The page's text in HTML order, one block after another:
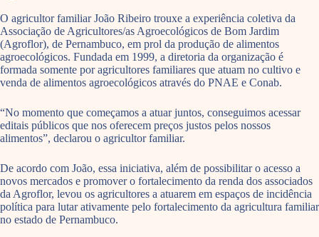
O agricultor familiar João Ribeiro trouxe a experiência coletiva da
Associação de Agricultores/as Agroecológicos de Bom Jardim
(Agroflor), de Pernambuco, em prol da produção de alimentos
agroecológicos. Fundada em 1999, a diretoria da organização é
formada somente por agricultores familiares que atuam no cultivo e
venda de alimentos agroecológicos através do PNAE e Conab.
“No momento que começamos a atuar juntos, conseguimos acessar
editais públicos que nos oferecem preços justos pelos nossos
alimentos”, declarou o agricultor familiar.
De acordo com João, essa iniciativa, além de possibilitar o acesso a
novos mercados e promover o fortalecimento da renda dos associados
da Agroflor, levou os agricultores a atuarem em espaços de incidência
política para lutar ativamente pelo fortalecimento da agricultura familiar
no estado de Pernambuco.